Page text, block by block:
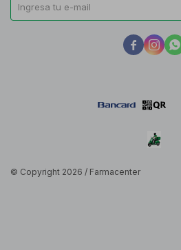
  
© Copyright 2026 / Farmacenter